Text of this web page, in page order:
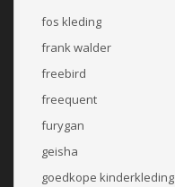
fos kleding
frank walder
freebird
freequent
furygan
geisha
goedkope kinderkleding